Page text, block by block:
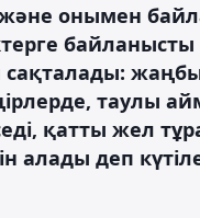
және онымен
байланысты
таулы
қатты жел
алады деп